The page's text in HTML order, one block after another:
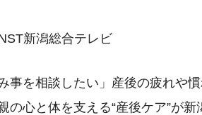
新潟総合テレビ
事を相談したい」産後の疲れや
の心と体を支える“産後ケア”が新